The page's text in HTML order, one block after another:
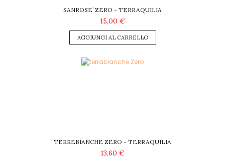
SANROSE’ ZERO - TERRAQUILIA
15,00 €
AGGIUNGI AL CARRELLO
TERREBIANCHE ZERO - TERRAQUILIA
13,60 €